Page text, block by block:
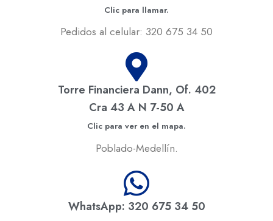
Clic para llamar.
Pedidos al celular: 320 675 34 50
Torre Financiera Dann, Of. 402
Cra 43 A N 7-50 A
Clic para ver en el mapa.
Poblado-Medellín.
WhatsApp: 320 675 34 50